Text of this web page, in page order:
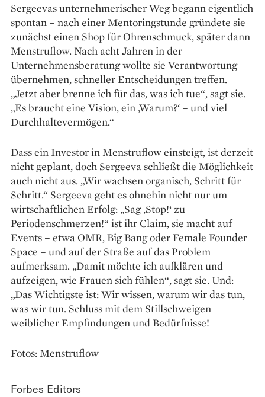
Sergeevas unternehmerischer Weg begann eigentlich
spontan – nach einer Mentoringstunde gründete sie
zunächst einen Shop für Ohrenschmuck, später dann
Menstruflow. Nach acht Jahren in der
Unternehmensberatung wollte sie Verantwortung
übernehmen, schneller Entscheidungen treffen.
„Jetzt aber brenne ich für das, was ich tue“, sagt sie.
„Es braucht eine Vision, ein ,Warum?‘ – und viel
Durchhaltevermögen.“
Dass ein Investor in Menstruflow einsteigt, ist derzeit
nicht geplant, doch Sergeeva schließt die Möglichkeit
auch nicht aus. „Wir wachsen organisch, Schritt für
Schritt.“ Sergeeva geht es ohnehin nicht nur um
wirtschaftlichen Erfolg: „Sag ‚Stop!‘ zu
Periodenschmerzen!“ ist ihr Claim, sie macht auf
Events – etwa OMR, Big Bang oder Female Founder
Space – und auf der Straße auf das Problem
aufmerksam. „Damit möchte ich aufklären und
aufzeigen, wie Frauen sich fühlen“, sagt sie. Und:
„Das Wichtigste ist: Wir wissen, warum wir das tun,
was wir tun. Schluss mit dem Stillschweigen
weiblicher Empfindungen und Bedürfnisse!
Fotos: Menstruflow
Forbes Editors